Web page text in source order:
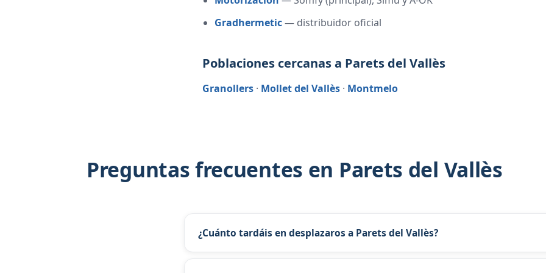
Gradhermetic— distribuidor oficial
Poblaciones cercanas a Parets del Vallès
Granollers · Mollet del Vallès · Montmelo
Preguntas frecuentes en Parets del Vallès
¿Cuánto tardáis en desplazaros a Parets del Vallès?